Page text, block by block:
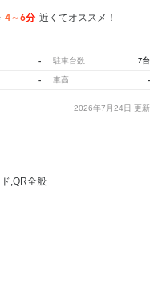
4～6分 近くてオススメ！
- 駐車台数 7台
- 車高 -
2026年7月24日 更新
,QR全般